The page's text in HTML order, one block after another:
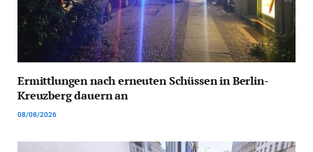
Ermittlungen nach erneuten Schüssen in Berlin-
Kreuzberg dauern an
08/08/2026